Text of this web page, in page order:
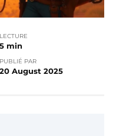
LECTURE
5 min
PUBLIÉ PAR
20 August 2025